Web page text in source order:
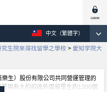
中文（繁體字）
生院來尋找留學之學校 > 愛知学院大
生）股份有限公司共同營運管理的
現有大約招收外國留學生的1300個